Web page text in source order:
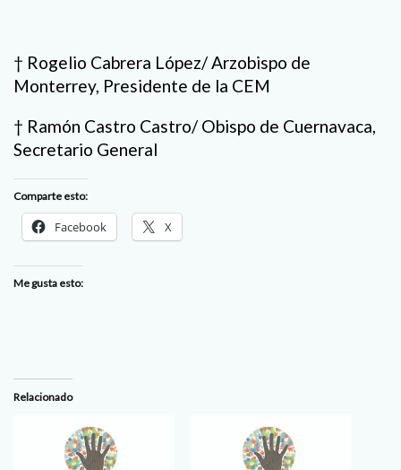
† Rogelio Cabrera López/ Arzobispo de
Monterrey, Presidente de la CEM
† Ramón Castro Castro/ Obispo de Cuernavaca,
Secretario General
Comparte esto:
Facebook X
Me gusta esto:
Relacionado